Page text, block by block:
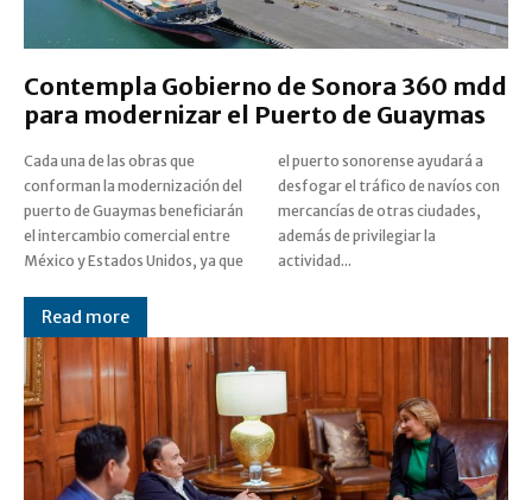
Contempla Gobierno de Sonora 360 mdd
para modernizar el Puerto de Guaymas
Cada una de las obras que
conforman la modernización del
puerto de Guaymas beneficiarán
el intercambio comercial entre
México y Estados Unidos, ya que
el puerto sonorense ayudará a
desfogar el tráfico de navíos con
mercancías de otras ciudades,
además de privilegiar la
actividad...
Read more